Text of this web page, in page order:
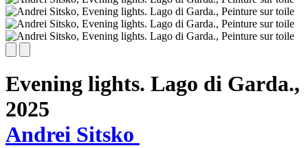
Evening lights. Lago di Garda.,
2025
Andrei Sitsko